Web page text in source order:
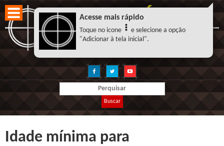
Buscar
Idade mínima para
Acesse mais rápido
Toque no icone
e selecione a opção
"Adicionar à tela inicial".